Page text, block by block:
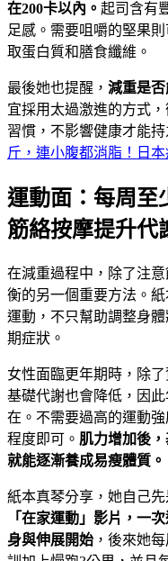
在200卡以內。 起司含有
足感。需要咀嚼的堅果
取蛋白質和膳食纖維。
最後她也提醒， 減重是
宜採用太過激進的方式
習慣，不影響健康才能
斤，連小腹都消脂！日
運動面：每周至
筋絡按摩提升代
在減重過程中，除了注
衡的另一個重要方法。
運動，不只幫助調整身
期症狀。
女性面臨更年期時，除
基礎代謝也會降低，因
在。不需要過高的運動
程度即可。 肌力增加後
就能逐漸養成易瘦體質。
紙本真琴分享，她自己先
「在家運動」影片，一
身與伸展開始 ，後來她